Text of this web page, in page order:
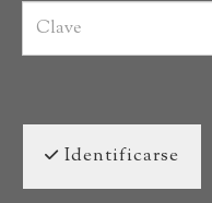
Identificarse